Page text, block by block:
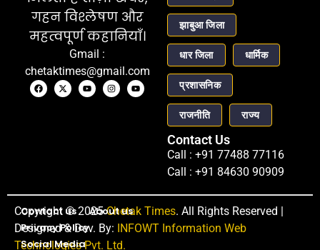
गहन विश्लेषण और
महत्वपूर्ण कहानियाँ।
Gmail :
chetaktimes@gmail.com
झाबुआ जिला
धार जिला धार्मिक
प्रशासनिक
राजनीति राज्य
Contact Us
Call : +91 77488 77116
Call : +91 84630 90909
Contact us
About us
Privacy Policy
Social Media
Copyright © 2025Chetak Times. All Rights Reserved |
Designed & Dev. By: INFOWT Information Web
Technologies Pvt. Ltd.